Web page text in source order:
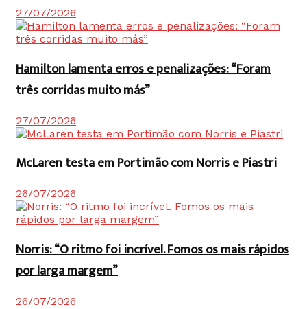
27/07/2026
Hamilton lamenta erros e penalizações: “Foram
três corridas muito más”
27/07/2026
McLaren testa em Portimão com Norris e Piastri
26/07/2026
Norris: “O ritmo foi incrível. Fomos os mais rápidos
por larga margem”
26/07/2026